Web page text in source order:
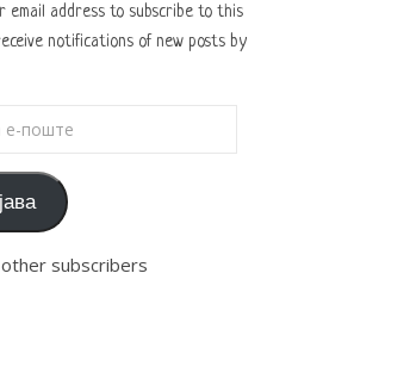
email address to subscribe to this
notifications of new posts by
other subscribers